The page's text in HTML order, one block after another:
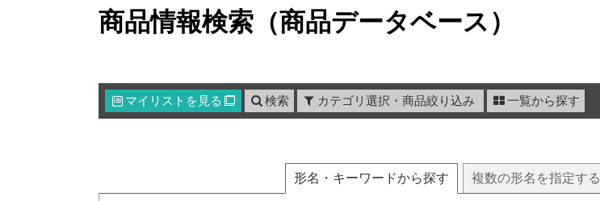
商品情報検索（商品データベース）
マイリスト を見る  検索 カテゴリ選択・商品絞り込み 一覧から探す
形名 ・キーワードから探す 複数の形名 を指定する